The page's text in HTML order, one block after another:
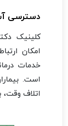
دسترسی
کلینیک
امکان
خدمات
است.
اتلاف وقت،